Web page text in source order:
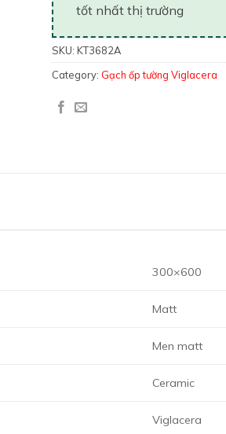
tốt nhất thị trường
SKU: KT3682A
Category: Gạch ốp tường Viglacera
300×600
Matt
Men matt
Ceramic
Viglacera